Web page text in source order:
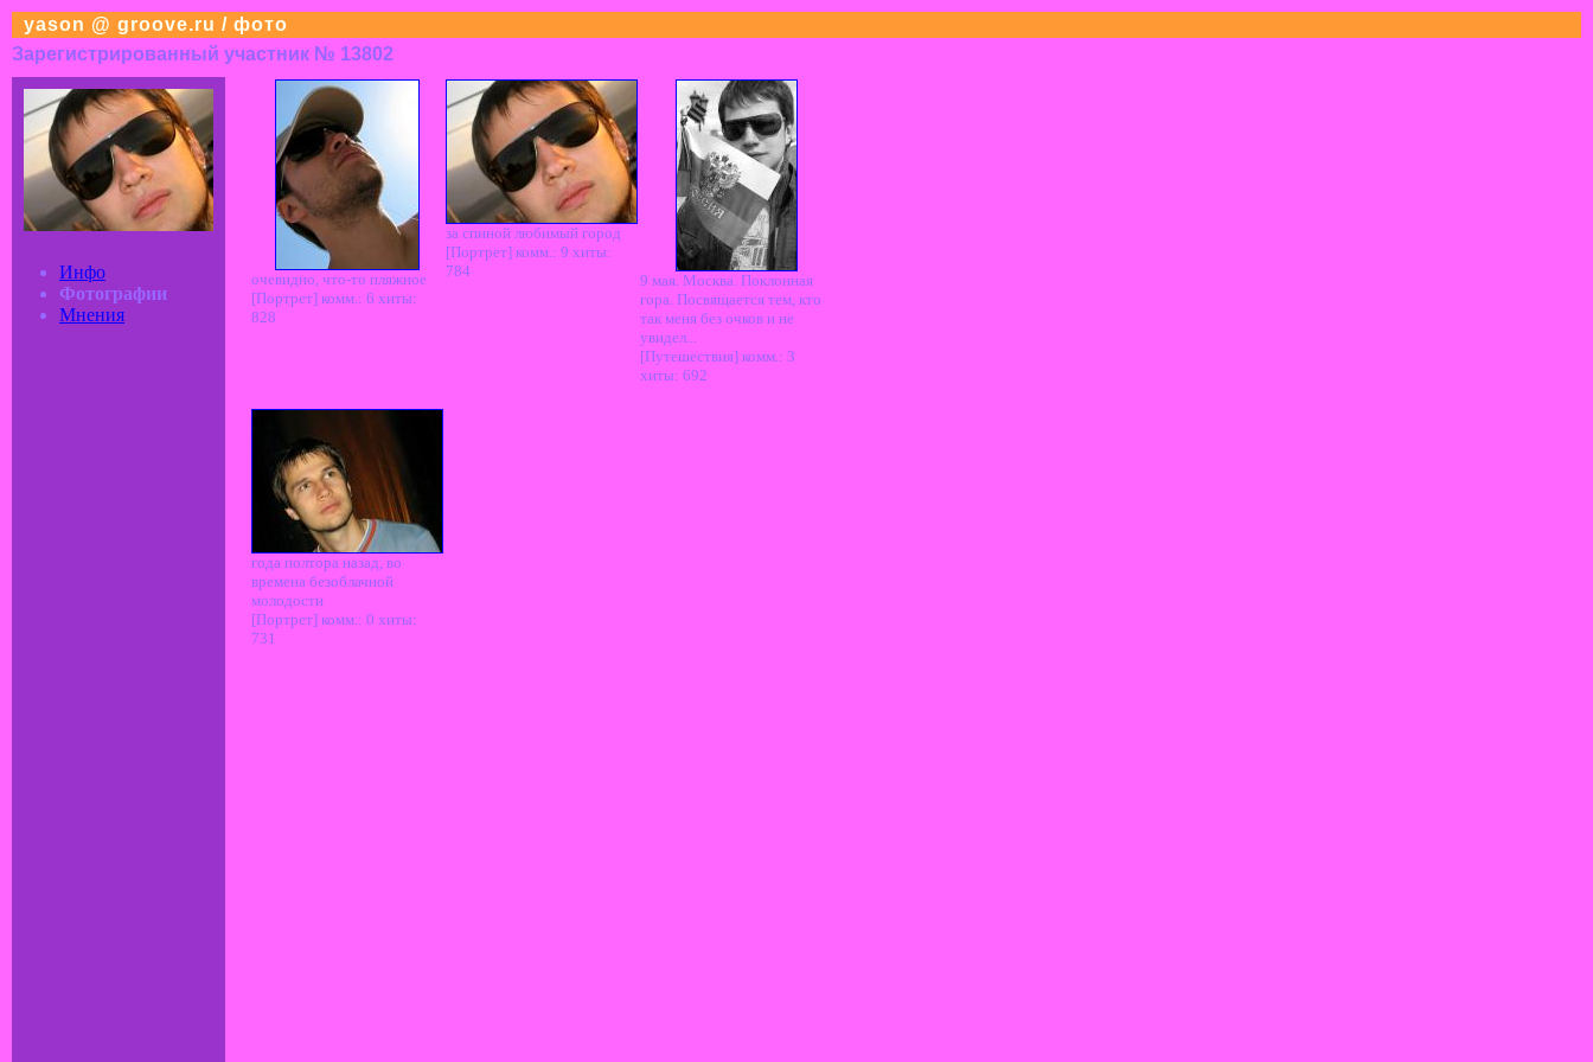
yason @ groove.ru / фото
Зарегистрированный участник № 13802
Инфо
Фотографии
Мнения
очевидно, что-то пляжное
[Портрет] комм.: 6 хиты:
828
за спиной любимый город
[Портрет] комм.: 9 хиты:
784
9 мая. Москва. Поклонная
гора. Посвящается тем, кто
так меня без очков и не
увидел...
[Путешествия] комм.: 3
хиты: 692
года полтора назад, во
времена безоблачной
молодости
[Портрет] комм.: 0 хиты:
731